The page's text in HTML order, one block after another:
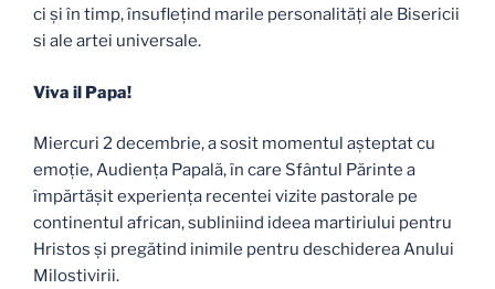
ci și în timp, însuflețind marile personalități ale Bisericii
si ale artei universale.
Viva il Papa!
Miercuri 2 decembrie, a sosit momentul așteptat cu
emoție, Audiența Papală, în care Sfântul Părinte a
împărtășit experiența recentei vizite pastorale pe
continentul african, subliniind ideea martiriului pentru
Hristos și pregătind inimile pentru deschiderea Anului
Milostivirii.